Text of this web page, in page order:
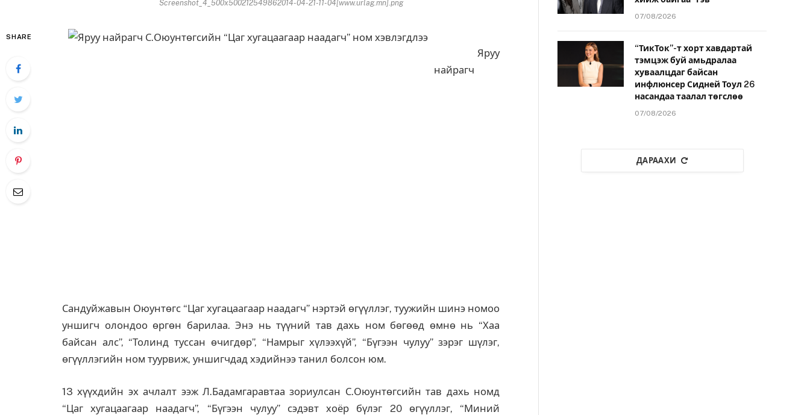
Screenshot_4_500x500212549862014-04-21-11-04[www.urlag.mn].png
SHARE
Яруу
найрагч
Сандуйжавын Оюунтөгс “Цаг хугацаагаар наадагч” нэртэй өгүүллэг, туужийн шинэ номоо
уншигч олондоо өргөн барилаа. Энэ нь түүний тав дахь ном бөгөөд өмнө нь “Хаа
байсан алс”, “Толинд туссан өчигдөр”, “Намрыг хүлээхүй”, “Бүгээн чулуу” зэрэг шүлэг,
өгүүллэгийн ном туурвиж, уншигчдад хэдийнээ танил болсон юм.
13 хүүхдийн эх ачлалт ээж Л.Бадамгаравтаа зориулсан С.Оюунтөгсийн тав дахь номд
“Цаг хугацаагаар наадагч”, “Бүгээн чулуу” сэдэвт хоёр бүлэг 20 өгүүллэг, “Миний
07/08/2026
“ТикТок”-т хорт хавдартай
тэмцэж буй амьдралаа
хуваалцдаг байсан
инфлюнсер Сидней Тоул 26
насандаа таалал төгслөө
07/08/2026
ДАРААХИ